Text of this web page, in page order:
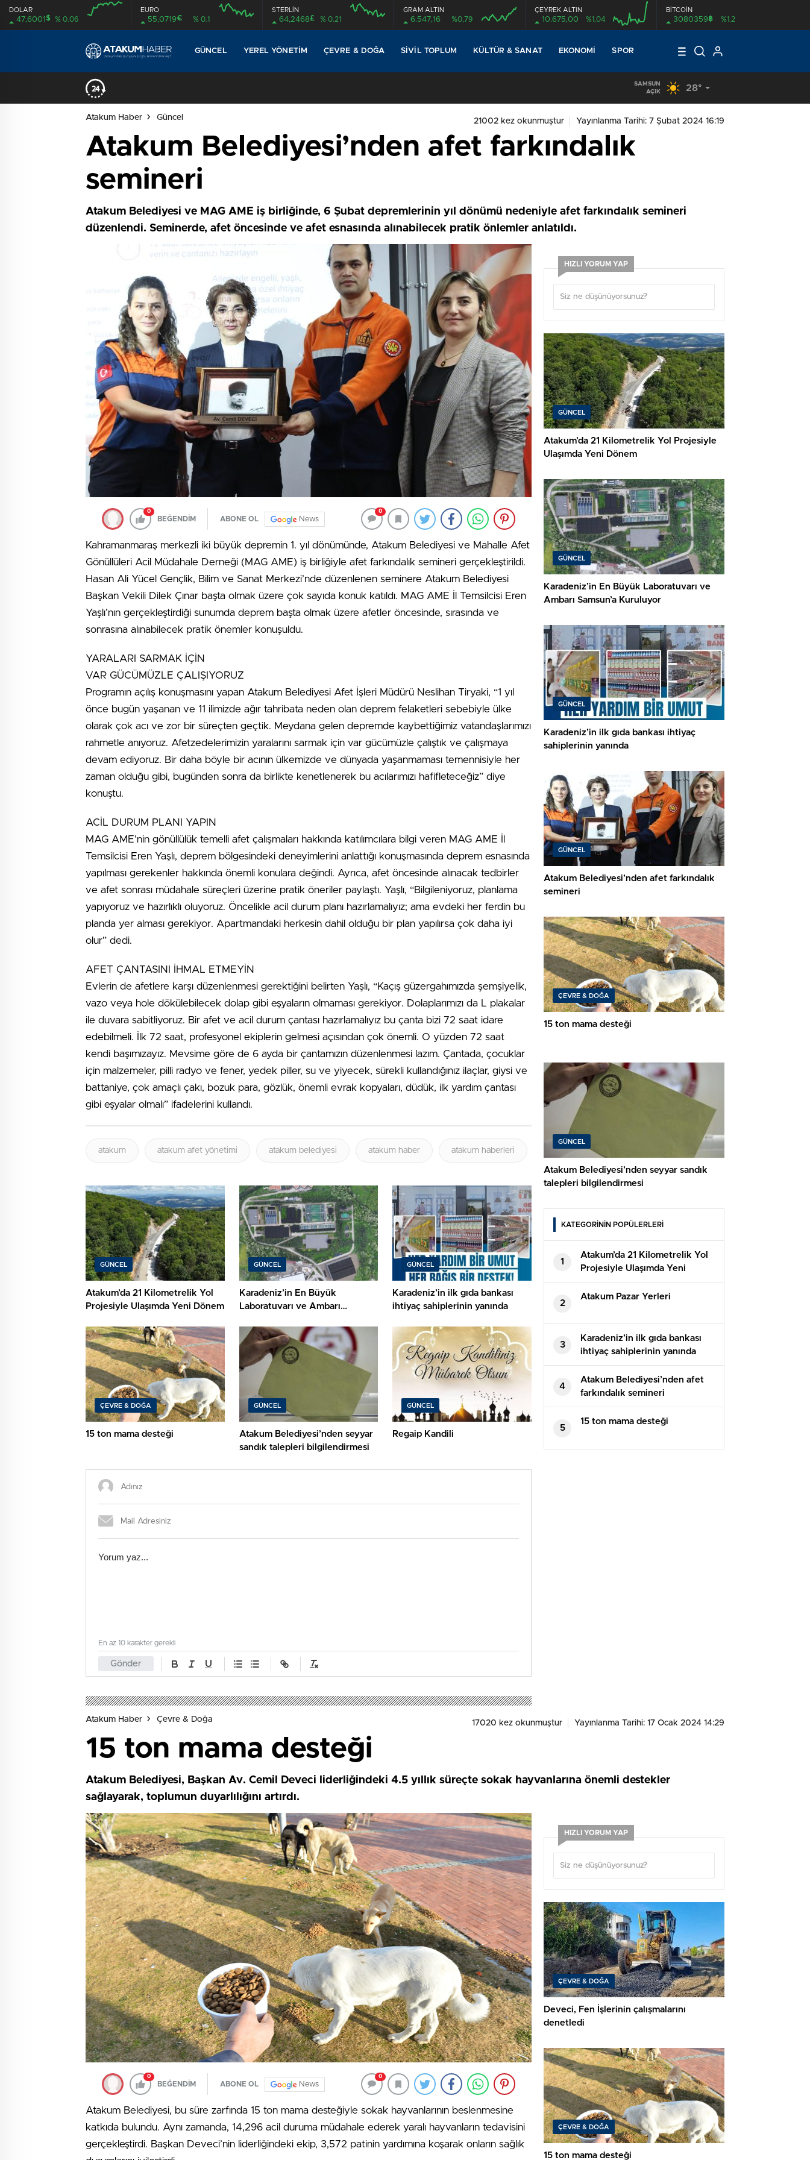
DOLAR
47,6001 $ % 0.06
EURO
55,0719€ % 0.1
STERLİN
64,2468£ % 0.21
GRAM ALTIN
6.547,16 %0,79
ÇEYREK ALTIN
10.675,00 %1,04
BİTCOİN
3080359฿ %1.2
GÜNCEL YEREL YÖNETIM ÇEVRE & DOĞA SIVIL TOPLUM KÜLTÜR & SANAT EKONOMI SPOR
SAMSUN
AÇIK
28°
Atakum Haber Güncel 21002 kez okunmuştur Yayınlanma Tarihi: 7 Şubat 2024 16:19
Atakum Belediyesi’nden afet farkındalık
semineri
Atakum Belediyesi ve MAG AME iş birliğinde, 6 Şubat depremlerinin yıl dönümü nedeniyle afet farkındalık semineri
düzenlendi. Seminerde, afet öncesinde ve afet esnasında alınabilecek pratik önlemler anlatıldı.
0
BEĞENDİM ABONE OL News
0
Kahramanmaraş merkezli iki büyük depremin 1. yıl dönümünde, Atakum Belediyesi ve Mahalle Afet
Gönüllüleri Acil Müdahale Derneği (MAG AME) iş birliğiyle afet farkındalık semineri gerçekleştirildi.
Hasan Ali Yücel Gençlik, Bilim ve Sanat Merkezi’nde düzenlenen seminere Atakum Belediyesi
Başkan Vekili Dilek Çınar başta olmak üzere çok sayıda konuk katıldı. MAG AME İl Temsilcisi Eren
Yaşlı’nın gerçekleştirdiği sunumda deprem başta olmak üzere afetler öncesinde, sırasında ve
sonrasına alınabilecek pratik önemler konuşuldu.
YARALARI SARMAK İÇİN
VAR GÜCÜMÜZLE ÇALIŞIYORUZ
Programın açılış konuşmasını yapan Atakum Belediyesi Afet İşleri Müdürü Neslihan Tiryaki, “1 yıl
önce bugün yaşanan ve 11 ilimizde ağır tahribata neden olan deprem felaketleri sebebiyle ülke
olarak çok acı ve zor bir süreçten geçtik. Meydana gelen depremde kaybettiğimiz vatandaşlarımızı
rahmetle anıyoruz. Afetzedelerimizin yaralarını sarmak için var gücümüzle çalıştık ve çalışmaya
devam ediyoruz. Bir daha böyle bir acının ülkemizde ve dünyada yaşanmaması temennisiyle her
zaman olduğu gibi, bugünden sonra da birlikte kenetlenerek bu acılarımızı hafifleteceğiz” diye
konuştu.
ACİL DURUM PLANI YAPIN
MAG AME’nin gönüllülük temelli afet çalışmaları hakkında katılımcılara bilgi veren MAG AME İl
Temsilcisi Eren Yaşlı, deprem bölgesindeki deneyimlerini anlattığı konuşmasında deprem esnasında
yapılması gerekenler hakkında önemli konulara değindi. Ayrıca, afet öncesinde alınacak tedbirler
ve afet sonrası müdahale süreçleri üzerine pratik öneriler paylaştı. Yaşlı, “Bilgileniyoruz, planlama
yapıyoruz ve hazırlıklı oluyoruz. Öncelikle acil durum planı hazırlamalıyız; ama evdeki her ferdin bu
planda yer alması gerekiyor. Apartmandaki herkesin dahil olduğu bir plan yapılırsa çok daha iyi
olur” dedi.
AFET ÇANTASINI İHMAL ETMEYİN
Evlerin de afetlere karşı düzenlenmesi gerektiğini belirten Yaşlı, “Kaçış güzergahımızda şemşiyelik,
vazo veya hole dökülebilecek dolap gibi eşyaların olmaması gerekiyor. Dolaplarımızı da L plakalar
ile duvara sabitliyoruz. Bir afet ve acil durum çantası hazırlamalıyız bu çanta bizi 72 saat idare
edebilmeli. İlk 72 saat, profesyonel ekiplerin gelmesi açısından çok önemli. O yüzden 72 saat
kendi başımızayız. Mevsime göre de 6 ayda bir çantamızın düzenlenmesi lazım. Çantada, çocuklar
için malzemeler, pilli radyo ve fener, yedek piller, su ve yiyecek, sürekli kullandığınız ilaçlar, giysi ve
battaniye, çok amaçlı çakı, bozuk para, gözlük, önemli evrak kopyaları, düdük, ilk yardım çantası
gibi eşyalar olmalı” ifadelerini kullandı.
atakum atakum afet yönetimi atakum belediyesi atakum haber atakum haberleri
GÜNCEL
Atakum’da 21 Kilometrelik Yol
Projesiyle Ulaşımda Yeni Dönem
GÜNCEL
Karadeniz’in En Büyük
Laboratuvarı ve Ambarı
GÜNCEL
Karadeniz’in ilk gıda bankası
ihtiyaç sahiplerinin yanında
ÇEVRE & DOĞA
15 ton mama desteği
GÜNCEL
Atakum Belediyesi’nden seyyar
sandık talepleri bilgilendirmesi
GÜNCEL
Regaip Kandili
Gönder
En az 10 karakter gerekli
HIZLI YORUM YAP
GÜNCEL
Atakum’da 21 Kilometrelik Yol Projesiyle
Ulaşımda Yeni Dönem
GÜNCEL
Karadeniz’in En Büyük Laboratuvarı ve
Ambarı Samsun’a Kuruluyor
GÜNCEL
Karadeniz’in ilk gıda bankası ihtiyaç
sahiplerinin yanında
GÜNCEL
Atakum Belediyesi’nden afet farkındalık
semineri
ÇEVRE & DOĞA
15 ton mama desteği
GÜNCEL
Atakum Belediyesi’nden seyyar sandık
talepleri bilgilendirmesi
KATEGORİNİN POPÜLERLERİ
1
Atakum’da 21 Kilometrelik Yol
Projesiyle Ulaşımda Yeni
Dönem
2
Atakum Pazar Yerleri
3
Karadeniz’in ilk gıda bankası
ihtiyaç sahiplerinin yanında
4
Atakum Belediyesi’nden afet
farkındalık semineri
5
15 ton mama desteği
Atakum Haber Çevre & Doğa 17020 kez okunmuştur Yayınlanma Tarihi: 17 Ocak 2024 14:29
15 ton mama desteği
Atakum Belediyesi, Başkan Av. Cemil Deveci liderliğindeki 4.5 yıllık süreçte sokak hayvanlarına önemli destekler
sağlayarak, toplumun duyarlılığını artırdı.
0
BEĞENDİM ABONE OL News
0
Atakum Belediyesi, bu süre zarfında 15 ton mama desteğiyle sokak hayvanlarının beslenmesine
katkıda bulundu. Aynı zamanda, 14,296 acil duruma müdahale ederek yaralı hayvanların tedavisini
gerçekleştirdi. Başkan Deveci’nin liderliğindeki ekip, 3,572 patinin yardımına koşarak onların sağlık
HIZLI YORUM YAP
ÇEVRE & DOĞA
Deveci, Fen İşlerinin çalışmalarını
denetledi
ÇEVRE & DOĞA
15 ton mama desteği